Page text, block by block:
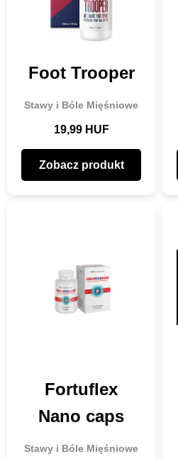
Foot Trooper
Stawy i Bóle Mięśniowe
19,99 HUF
Zobacz produkt
Fortuflex
Nano caps
Stawy i Bóle Mięśniowe